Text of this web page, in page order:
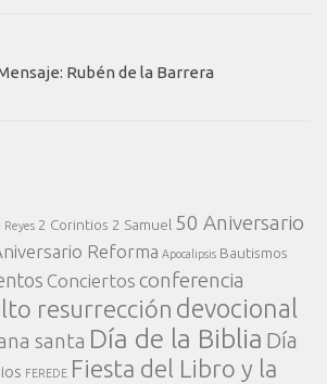
Rubén de la Barrera
Reyes 2 Corintios 2 Samuel 50 Aniversario
Reforma Apocalipsis Bautismos
Conciertos conferencia
resurrección devocional
santa Día de la Biblia Día
FEREDE Fiesta del Libro y la